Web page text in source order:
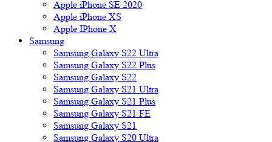
Apple iPhone SE 2020
Apple iPhone XS
Apple IPhone X
Samsung
Samsung Galaxy S22 Ultra
Samsung Galaxy S22 Plus
Samsung Galaxy S22
Samsung Galaxy S21 Ultra
Samsung Galaxy S21 Plus
Samsung Galaxy S21 FE
Samsung Galaxy S21
Samsung Galaxy S20 Ultra